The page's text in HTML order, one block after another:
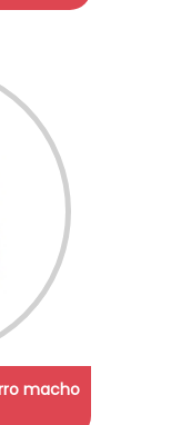
macho